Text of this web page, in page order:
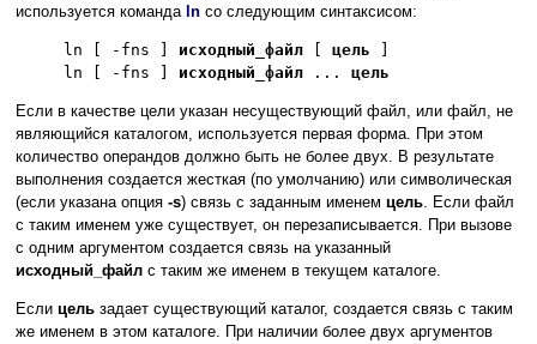
используется команда ln со следующим синтаксисом:
ln [ -fns ] исходный_файл цель
ln [ -fns ] исходный_файл ... цель
Если в качестве цели указан несуществующий файл, или файл, не
являющийся каталогом, используется первая форма. При этом
количество операндов должно быть не более двух. В результате
выполнения создается жесткая (по умолчанию) или символическая
(если указана опция -s) связь с заданным именем цель. Если файл
с таким именем уже существует, он перезаписывается. При вызове
с одним аргументом создается связь на указанный
исходный_файл с таким же именем в текущем каталоге.
Если цель задает существующий каталог, создается связь с таким
же именем в этом каталоге. При наличии более двух аргументов